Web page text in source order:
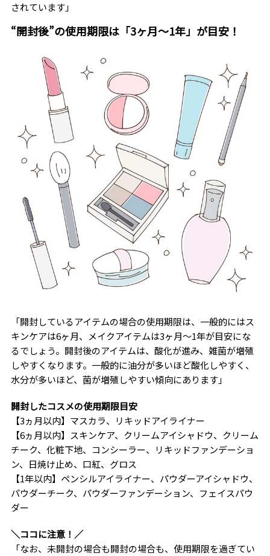
されています」
“開封後”の使用期限は「3ヶ月～1年」が目安！
「開封しているアイテムの場合の使用期限は、一般的にはス
キンケアは6ヶ月、メイクアイテムは3ヶ月～1年が目安にな
るでしょう。開封後のアイテムは、酸化が進み、雑菌が増殖
しやすくなります。一般的に油分が多いほど酸化しやすく、
水分が多いほど、菌が増殖しやすい傾向にあります」
開封したコスメの使用期限目安
【3ヵ月以内】マスカラ、リキッドアイライナー
【6ヵ月以内】スキンケア、クリームアイシャドウ、クリーム
チーク、化粧下地、コンシーラー、リキッドファンデーショ
ン、日焼け止め、口紅、グロス
【1年以内】ペンシルアイライナー、パウダーアイシャドウ、
パウダーチーク、パウダーファンデーション、フェイスパウ
ダー
＼ココに注意！／
「なお、未開封の場合も開封の場合も、使用期限を過ぎてい